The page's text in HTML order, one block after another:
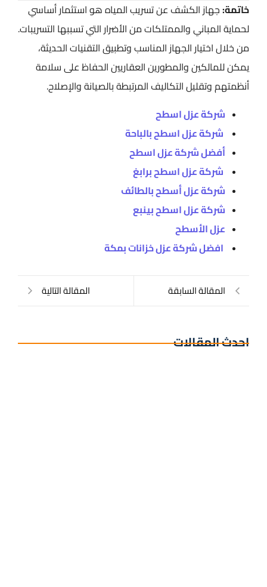
خاتمة:جهاز الكشف عن تسريب المياه هو استثمار أساسي
لحماية المباني والممتلكات من الأضرار التي تسببها التسريبات.
من خلال اختيار الجهاز المناسب وتطبيق التقنيات الحديثة،
يمكن للمالكين والمطورين العقاريين الحفاظ على سلامة
أنظمتهم وتقليل التكاليف المرتبطة بالصيانة والإصلاح.
شركة عزل اسطح
شركة عزل اسطح بالباحة
أفضل شركة عزل اسطح
شركة عزل اسطح برابغ
شركة عزل أسطح بالطائف
شركة عزل اسطح بينبع
عزل الأسطح
افضل شركة عزل خزانات بمكة
المقالة السابقة المقالة التالية
احدث المقالات